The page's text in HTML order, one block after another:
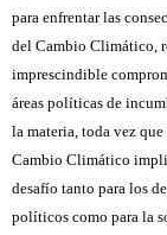
para enfrentar las
del Cambio Climático,
imprescindible
áreas políticas de
la materia, toda vez que
Cambio Climático
desafío tanto para los
políticos como para la